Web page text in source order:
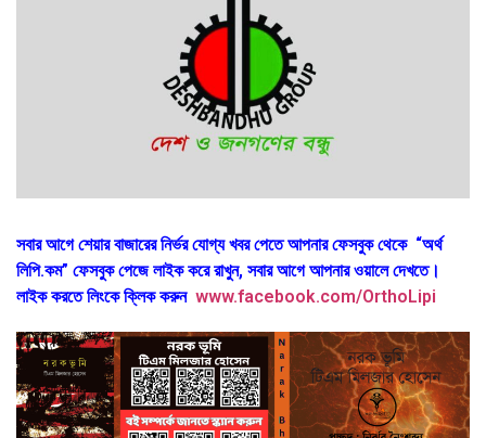
সবার আগে শেয়ার বাজারের নির্ভর যোগ্য খবর পেতে আপনার ফেসবুক থেকে “অর্থ
লিপি.কম” ফেসবুক পেজে লাইক করে রাখুন, সবার আগে আপনার ওয়ালে দেখতে।
লাইক করতে লিংকে ক্লিক করুন www.facebook.com/OrthoLipi